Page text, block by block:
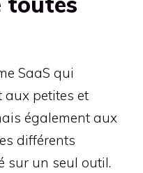
SaaS qui
aux petites et
également aux
différents
sur un seul outil.